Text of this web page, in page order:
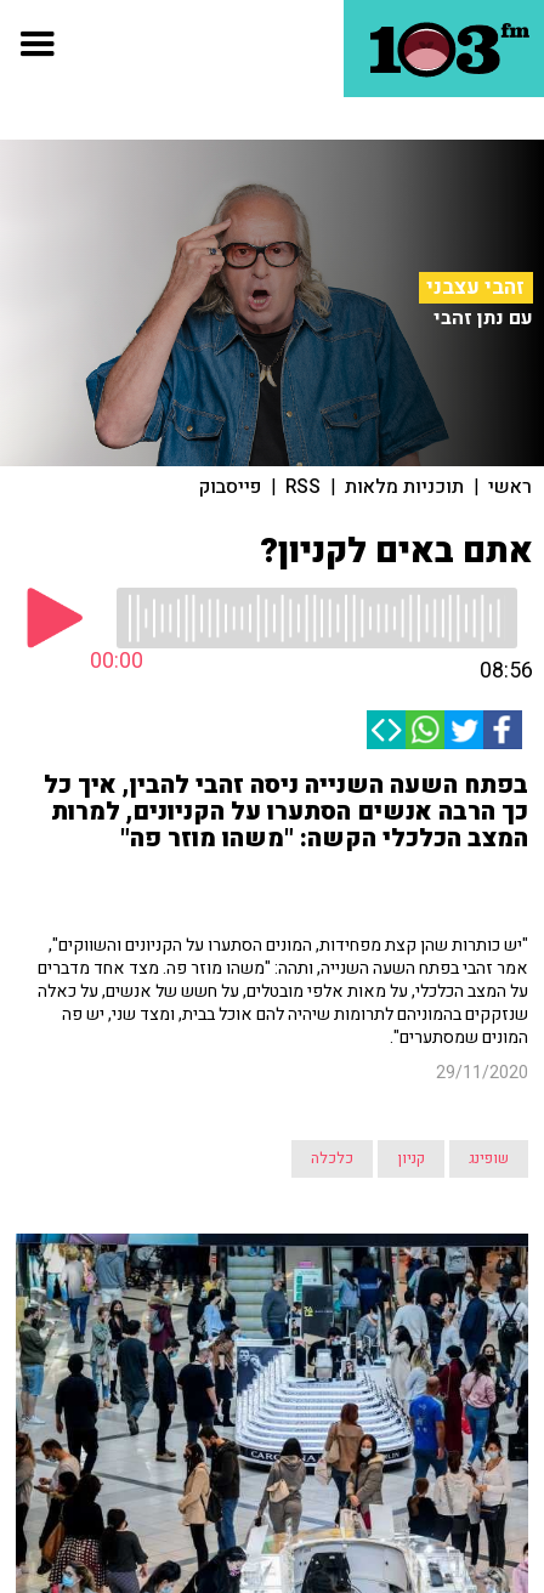
זהבי עצבני
עם נתן זהבי
ראשי | תוכניות מלאות |
RSS
| פייסבוק
אתם באים לקניון?
00:00 08:56
בפתח השעה השנייה ניסה זהבי להבין, איך כל
כך הרבה אנשים הסתערו על הקניונים, למרות
המצב הכלכלי הקשה: "משהו מוזר פה"
"יש כותרות שהן קצת מפחידות, המונים הסתערו על הקניונים והשווקים",
אמר זהבי בפתח השעה השנייה, ותהה: "משהו מוזר פה. מצד אחד מדברים
על המצב הכלכלי, על מאות אלפי מובטלים, על חשש של אנשים, על כאלה
שנזקקים בהמוניהם לתרומות שיהיה להם אוכל בבית, ומצד שני, יש פה
המונים שמסתערים".
29/11/2020
שופינג קניון כלכלה